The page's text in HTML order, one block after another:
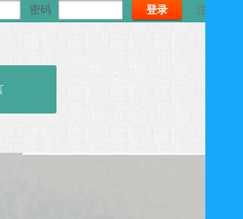
密码 登录 注册